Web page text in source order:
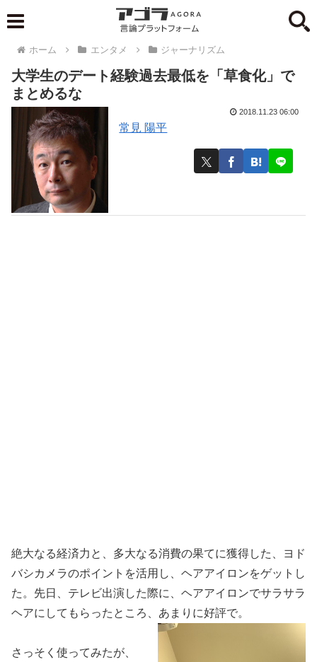
ホーム エンタメ ジャーナリズム
大学生のデート経験過去最低を「草食化」で
まとめるな
常見 陽平
2018.11.23 06:00
絶大なる経済力と、多大なる消費の果てに獲得した、ヨド
バシカメラのポイントを活用し、ヘアアイロンをゲットし
た。先日、テレビ出演した際に、ヘアアイロンでサラサラ
ヘアにしてもらったところ、あまりに好評で。
さっそく使ってみたが、